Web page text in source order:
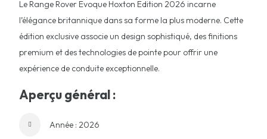
Le Range Rover Evoque Hoxton Edition 2026 incarne
l’élégance britannique dans sa forme la plus moderne. Cette
édition exclusive associe un design sophistiqué, des finitions
premium et des technologies de pointe pour offrir une
expérience de conduite exceptionnelle.
Aperçu général :
Année : 2026